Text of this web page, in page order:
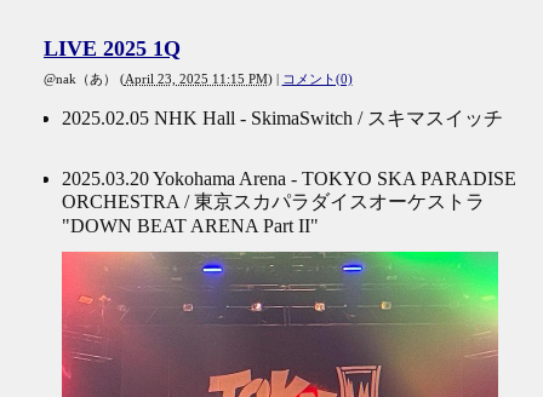
LIVE 2025 1Q
@nak（あ） (April 23, 2025 11:15 PM) | コメント(0)
2025.02.05 NHK Hall - SkimaSwitch / スキマスイッチ
2025.03.20 Yokohama Arena - TOKYO SKA PARADISE
ORCHESTRA / 東京スカパラダイスオーケストラ
"DOWN BEAT ARENA Part II"